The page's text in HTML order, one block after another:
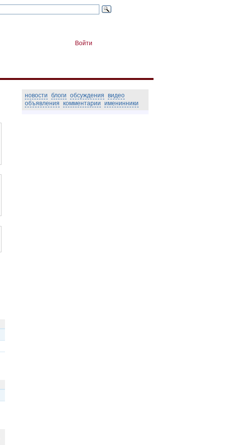
Войти
новости блоги обсуждения видео
объявления комментарии именинники